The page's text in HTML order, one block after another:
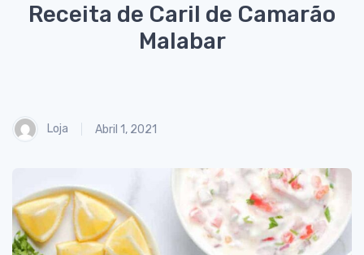
Receita de Caril de Camarão
Malabar
Loja Abril 1, 2021